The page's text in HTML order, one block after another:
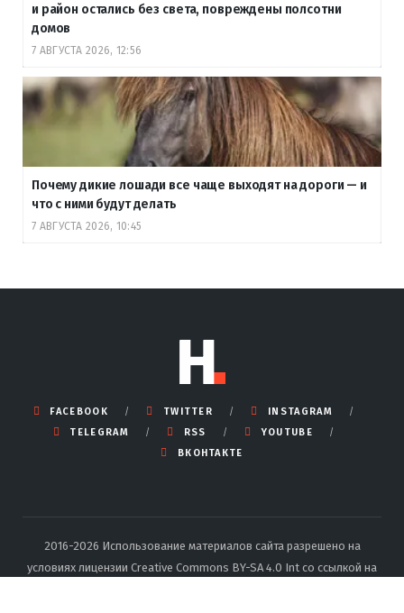
и район остались без света, повреждены полсотни
домов
7 АВГУСТА 2026, 12:56
Почему дикие лошади все чаще выходят на дороги — и
что с ними будут делать
7 АВГУСТА 2026, 10:45
FACEBOOK TWITTER
INSTAGRAM
TELEGRAM
RSS
YOUTUBE
ВКОНТАКТЕ
2016-2026 Использование материалов сайта разрешено на
условиях лицензии Creative Commons BY-SA 4.0 Int со ссылкой на